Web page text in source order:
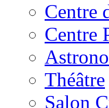
Centre
Centre
Théâtre
Salon